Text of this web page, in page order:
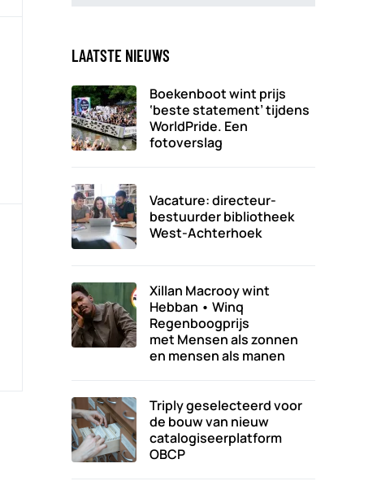
LAATSTE NIEUWS
Boekenboot wint prijs
‘beste statement’ tijdens
WorldPride. Een
fotoverslag
Vacature: directeur-
bestuurder bibliotheek
West-Achterhoek
Xillan Macrooy wint
Hebban • Winq
Regenboogprijs
met Mensen als zonnen
en mensen als manen
Triply geselecteerd voor
de bouw van nieuw
catalogiseerplatform
OBCP